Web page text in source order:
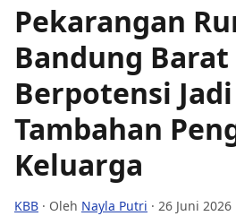
Pekarangan
Bandung Barat
Berpotensi Jadi
Tambahan
Keluarga
KBB · Oleh Nayla Putri · 26 Juni 2026